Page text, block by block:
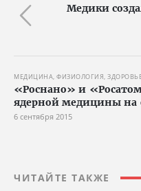
Медики
МЕДИЦИНА, ФИЗИОЛОГИЯ,
«Роснано» и
ядерной медицины на
6 сентября 2015
ЧИТАЙТЕ ТАКЖЕ